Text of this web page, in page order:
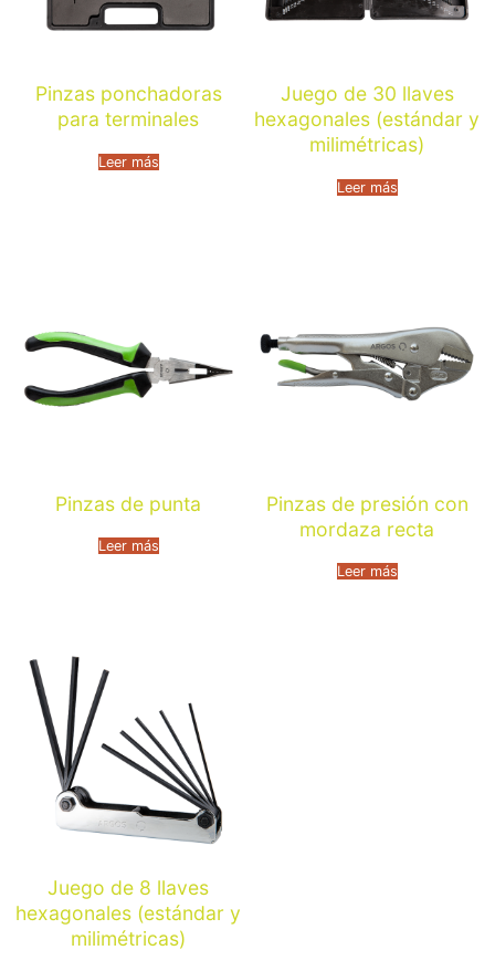
Pinzas ponchadoras
para terminales
Leer más
Juego de 30 llaves
hexagonales (estándar y
milimétricas)
Leer más
Pinzas de punta
Leer más
Pinzas de presión con
mordaza recta
Leer más
Juego de 8 llaves
hexagonales (estándar y
milimétricas)